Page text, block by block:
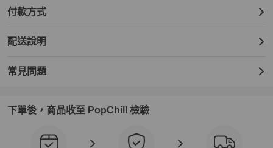
付款方式
配送說明
常見問題
下單後，商品收至 PopChill 檢驗